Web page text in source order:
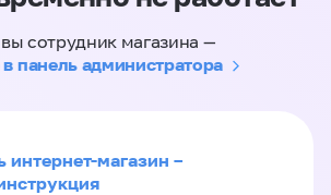
сотрудник магазина —
панель администратора
интернет-магазин –